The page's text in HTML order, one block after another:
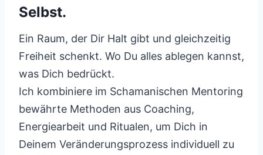
Selbst.
Ein Raum, der Dir Halt gibt und gleichzeitig
Freiheit schenkt. Wo Du alles ablegen kannst,
was Dich bedrückt.
Ich kombiniere im Schamanischen Mentoring
bewährte Methoden aus Coaching,
Energiearbeit und Ritualen, um Dich in
Deinem Veränderungsprozess individuell zu